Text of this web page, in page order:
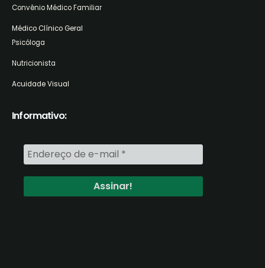
Convênio Médico Familiar
Médico Clínico Geral
Psicóloga
Nutricionista
Acuidade Visual
Informativo: